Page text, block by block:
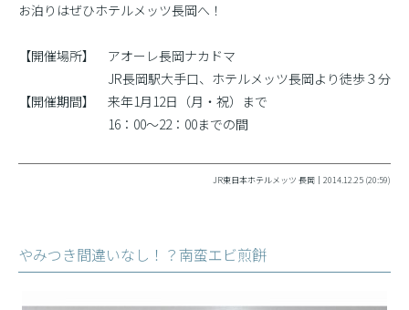
お泊りはぜひホテルメッツ長岡へ！
【開催場所】 アオーレ長岡ナカドマ
JR長岡駅大手口、ホテルメッツ長岡より徒歩３分
【開催期間】 来年1月12日（月・祝）まで
16：00〜22：00までの間
JR東日本ホテルメッツ 長岡｜2014.12.25 (20:59)
やみつき間違いなし！？南蛮エビ煎餅